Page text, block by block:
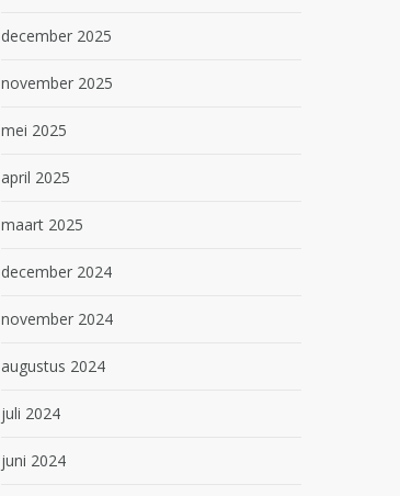
december 2025
november 2025
mei 2025
april 2025
maart 2025
december 2024
november 2024
augustus 2024
juli 2024
juni 2024